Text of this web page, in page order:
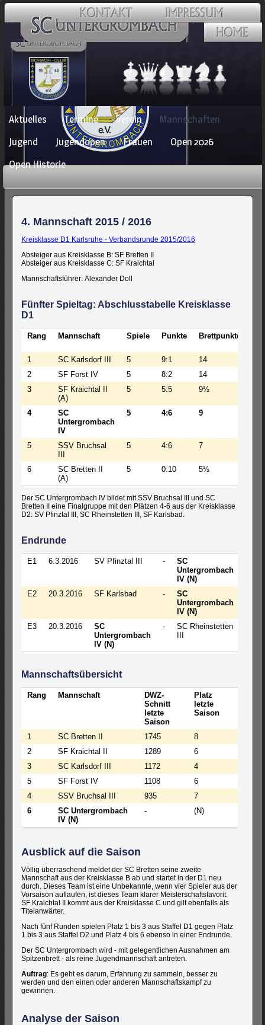
Navigation
überspringen
Aktuelles Termine Verein
Mannschaften
Jugend
Jugendopen Frauen
Open 2026
Open Historie
4. Mannschaft 2015 / 2016
Kreisklasse D1 Karlsruhe - Verbandsrunde 2015/2016
Absteiger aus Kreisklasse B: SF Bretten II
Absteiger aus Kreisklasse C: SF Kraichtal
Mannschaftsführer: Alexander Doll
Fünfter Spieltag: Abschlusstabelle Kreisklasse
D1
Rang Mannschaft Spiele Punkte Brettpunkte
1 SC Karlsdorf III 5 9:1 14
2
SF Forst IV 5 8:2 14
3
SF Kraichtal II
(A)
5 5:5 9½
4
SC
Untergrombach
IV
5 4:6 9
5
SSV Bruchsal
5 4:6 7
6
SC Bretten II
(A)
5 0:10 5½
Der SC Untergrombach IV bildet mit SSV Bruchsal III und SC
Bretten II eine Finalgruppe mit den Plätzen 4-6 aus der Kreisklasse
D2: SV Pfinztal III, SC Rheinstetten III, SF Karlsbad.
Endrunde
E1 6.3.2016 SV Pfinztal III -
SC
Untergrombach
IV (N)
E2
20.3.2016 SF Karlsbad -
SC
Untergrombach
IV (N)
E3 20.3.2016
SC
Untergrombach
IV (N)
-
SC Rheinstetten
Mannschaftsübersicht
Rang Mannschaft
DWZ-
Schnitt
letzte
Saison
Platz
letzte
Saison
1 SC Bretten II 1745
8
2
SF Kraichtal II 1289
6
3
SC Karlsdorf III 1172
4
5
SF Forst IV 1108
6
4
SSV Bruchsal III 935
7
6
SC Untergrombach
IV (N)
- (N)
Ausblick auf die Saison
Völlig überraschend meldet der SC Bretten seine zweite
Mannschaft aus der Kreisklasse B ab und startet in der D1 neu
durch. Dieses Team ist eine Unbekannte, wenn vier Spieler aus der
Vorsaison auflaufen, ist dieses Team klarer Meisterschaftsfavorit.
SF Kraichtal II kommt aus der Kreisklasse C und gilt ebenfalls als
Titelanwärter.
Nach fünf Runden spielen Platz 1 bis 3 aus Staffel D1 gegen Platz
1 bis 3 aus Staffel D2 und Platz 4 bis 6 ebenso in einer Endrunde.
Der SC Untergrombach wird - mit gelegentlichen Ausnahmen am
Spitzenbrett - als reine Jugendmannschaft antreten.
Auftrag: Es geht es darum, Erfahrung zu sammeln, besser zu
werden und den einen oder anderen Mannschaftskampf zu
gewinnen.
Analyse der Saison